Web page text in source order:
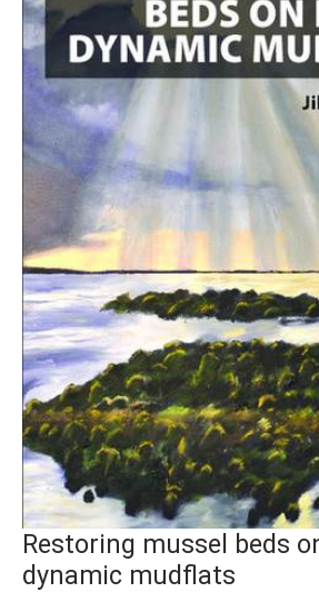
Restoring mussel beds
dynamic mudflats